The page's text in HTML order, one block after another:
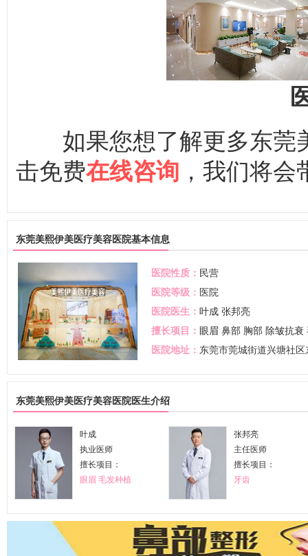
如果您想了解更多东莞
击免费在线咨询 ，我们将
东莞美熙伊美医疗美容医院基本信息
医院性质： 民营
医院等级： 医院
医院医生： 叶成 张邦亮
擅长项目： 眼眉 鼻部 胸部 除皱抗衰
医院地址： 东莞市莞城街道兴塘社
东莞美熙伊美医疗美容医院医生介绍
叶成
执业医师
擅长项目：
眼眉毛发种植
张邦亮
主任医师
擅长项目：
牙齿